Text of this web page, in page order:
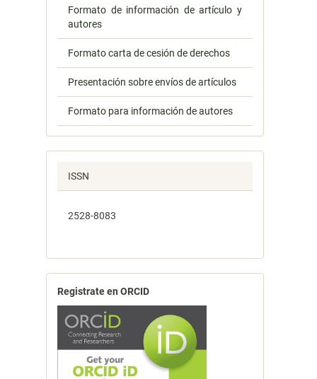
Formato de información de artículo y
autores
Formato carta de cesión de derechos
Presentación sobre envíos de artículos
Formato para información de autores
ISSN
2528-8083
Registrate en ORCID